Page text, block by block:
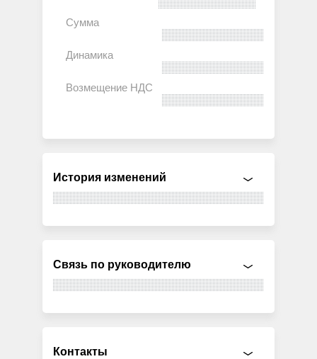
История изменений
Связь по руководителю
Контакты